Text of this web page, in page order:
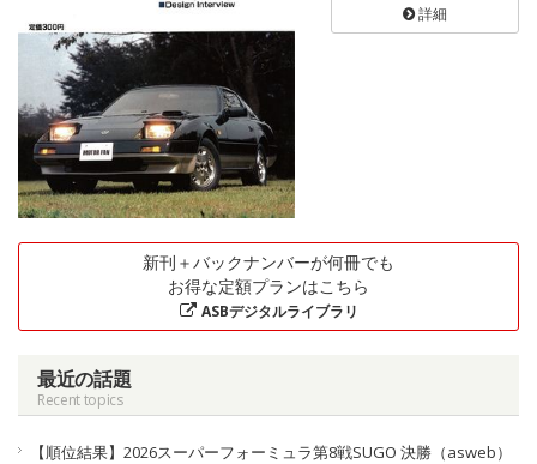
詳細
新刊＋バックナンバーが何冊でも
お得な定額プランはこちら
ASBデジタルライブラリ
最近の話題
Recent topics
【順位結果】2026スーパーフォーミュラ第8戦SUGO 決勝（asweb）